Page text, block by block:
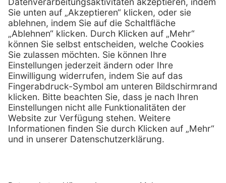
Services
Vorteile
Eigenmarke
Leasing
Technischer Service
Kataloge / Downloads
Hilfe
FAQs
Kontakt
Außendienst
Lob & Kritik
Retoure anmelden
Zertifikat Rechtliches
Impressum